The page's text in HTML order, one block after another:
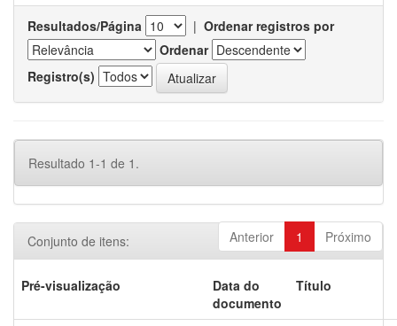
Resultados/Página | Ordenar registros por
Ordenar
Registro(s)
Resultado 1-1 de 1.
Anterior 1 Próximo
Conjunto de itens:
Pré-visualização
Data do
documento
Título